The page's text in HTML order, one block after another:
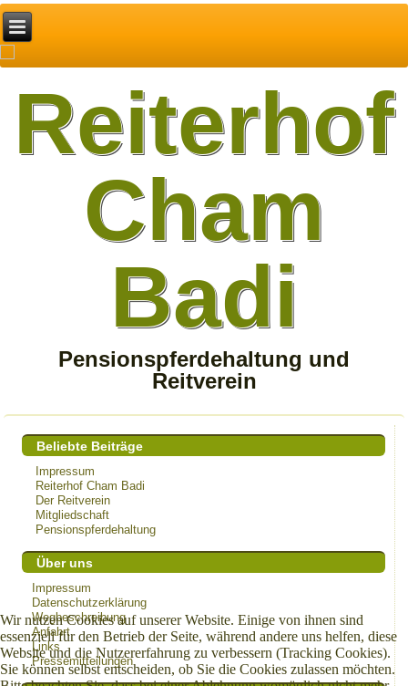
Reiterhof
Cham
Badi
Pensionspferdehaltung und
Reitverein
Beliebte Beiträge
Impressum
Reiterhof Cham Badi
Der Reitverein
Mitgliedschaft
Pensionspferdehaltung
Über uns
Impressum
Datenschutzerklärung
Wegbeschreibung
Anfahrt
Links
Pressemitteilungen
Wir nutzen Cookies auf unserer Website. Einige von ihnen sind
essenziell für den Betrieb der Seite, während andere uns helfen, diese
Website und die Nutzererfahrung zu verbessern (Tracking Cookies).
Sie können selbst entscheiden, ob Sie die Cookies zulassen möchten.